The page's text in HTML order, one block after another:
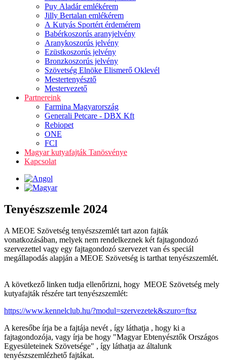
Puy Aladár emlékérem
Jilly Bertalan emlékérem
A Kutyás Sportért érdemérem
Babérkoszorús aranyjelvény
Aranykoszorús jelvény
Ezüstkoszorús jelvény
Bronzkoszorús jelvény
Szövetség Elnöke Elismerő Oklevél
Mestertenyésztő
Mestervezető
Partnereink
Farmina Magyarország
Generali Petcare - DBX Kft
Rebiopet
ONE
FCI
Magyar kutyafajták Tanösvénye
Kapcsolat
Tenyészszemle 2024
A MEOE Szövetség tenyészszemlét tart azon fajták
vonatkozásában, melyek nem rendelkeznek két fajtagondozó
szervezettel vagy egy fajtagondozó szervezet van és speciál
megállapodás alapján a MEOE Szövetség is tarthat tenyészszemlét.
A következő linken tudja ellenőrizni, hogy MEOE Szövetség mely
kutyafajták részére tart tenyészszemlét:
https://www.kennelclub.hu/?modul=szervezetek&szuro=ftsz
A keresőbe írja be a fajtája nevét , így láthatja , hogy ki a
fajtagondozója, vagy írja be hogy "Magyar Ebtenyésztők Országos
Egyesületeinek Szövetsége" , így láthatja az általunk
tenyészszemlézhető fajtákat.